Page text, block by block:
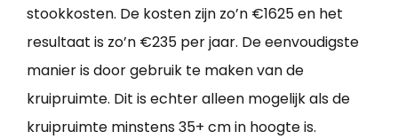
stookkosten. De kosten zijn zo’n €1625 en het
resultaat is zo’n €235 per jaar. De eenvoudigste
manier is door gebruik te maken van de
kruipruimte. Dit is echter alleen mogelijk als de
kruipruimte minstens 35+ cm in hoogte is.